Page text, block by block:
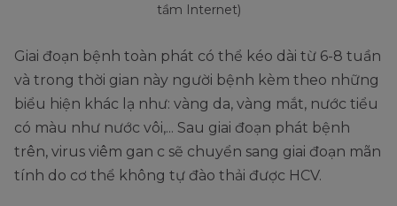
tầm Internet)
Giai đoạn bệnh toàn phát có thể kéo dài từ 6-8 tuần
và trong thời gian này người bệnh kèm theo những
biểu hiện khác lạ như: vàng da, vàng mắt, nước tiểu
có màu như nước vôi,... Sau giai đoạn phát bệnh
trên, virus viêm gan c sẽ chuyển sang giai đoạn mãn
tính do cơ thể không tự đào thải được HCV.